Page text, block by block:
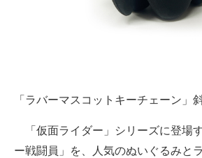
「ラバーマスコットキーチェーン」
「仮面ライダー」シリーズに登場
ー戦闘員」を、人気のぬいぐるみと